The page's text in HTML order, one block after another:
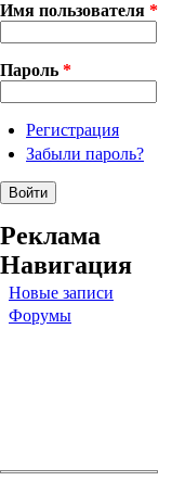
Имя пользователя *
Пароль *
Регистрация
Забыли пароль?
Реклама
Навигация
Новые записи
Форумы